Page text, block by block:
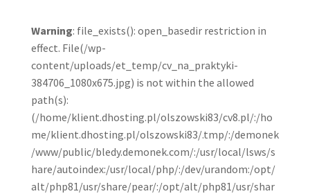
Warning: file_exists(): open_basedir restriction in
effect. File(/wp-
content/uploads/et_temp/cv_na_praktyki-
384706_1080x675.jpg) is not within the allowed
path(s):
(/home/klient.dhosting.pl/olszowski83/cv8.pl/:/ho
me/klient.dhosting.pl/olszowski83/.tmp/:/demonek
/www/public/bledy.demonek.com/:/usr/local/lsws/s
hare/autoindex:/usr/local/php/:/dev/urandom:/opt/
alt/php81/usr/share/pear/:/opt/alt/php81/usr/shar